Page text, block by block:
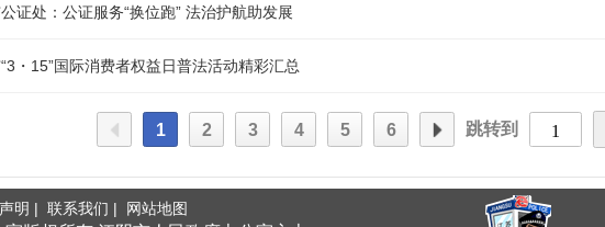
证处：公证服务“换位跑” 法治护航助发展
・15”国际消费者权益日普法活动精彩汇总
1 2 3 4 5 6 跳转到
明 | 联系我们 | 网站地图